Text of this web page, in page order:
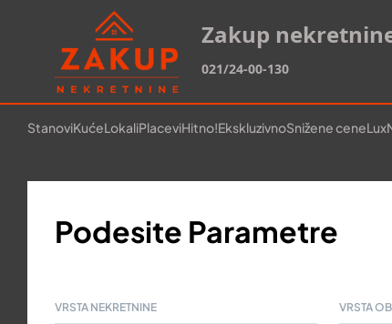
Zakup
021/24-00-130
StanoviKućeLokaliPlaceviHitno!EkskluzivnoSnižene ceneLux
Podesite Parametre
VRSTA NEKRETNINE VRSTA